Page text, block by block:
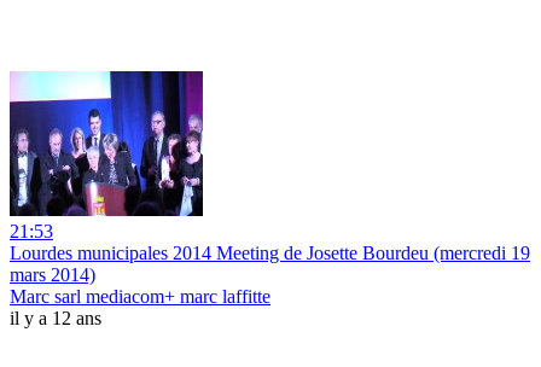
21:53
Lourdes municipales 2014 Meeting de Josette Bourdeu (mercredi 19
mars 2014)
Marc sarl mediacom+ marc laffitte
il y a 12 ans